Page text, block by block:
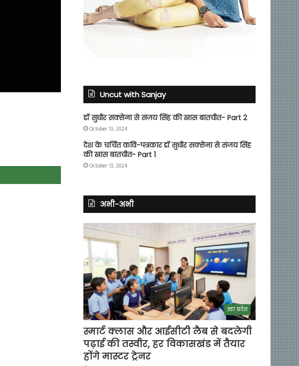
Uncut with Sanjay
डॉ सुधीर सक्सेना से संजय सिंह की खास बातचीत- Part 2
October 13, 2024
देश के चर्चित कवि-पत्रकार डॉ सुधीर सक्सेना से संजय सिंह
की खास बातचीत- Part 1
October 13, 2024
अभी-अभी
उत्तर प्रदेश
स्मार्ट क्लास और आईसीटी लैब से बदलेगी
पढ़ाई की तस्वीर, हर विकासखंड में तैयार
होंगे मास्टर ट्रेनर